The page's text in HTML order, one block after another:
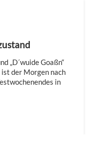
„D´wuide Goaßn“
der Morgen nach
in